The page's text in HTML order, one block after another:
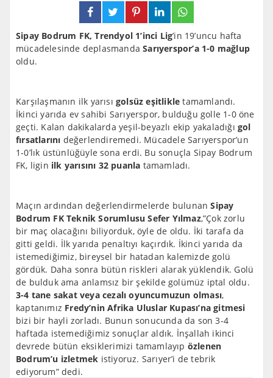
Sipay Bodrum FK, Trendyol 1’inci Lig’in 19’uncu hafta
mücadelesinde deplasmandaSarıyerspor’a 1-0 mağlup
oldu.
Karşılaşmanın ilk yarısı golsüz eşitlikle tamamlandı.
İkinci yarıda ev sahibi Sarıyerspor, bulduğu golle 1-0 öne
geçti. Kalan dakikalarda yeşil-beyazlı ekip yakaladığıgol
fırsatlarını değerlendiremedi. Mücadele Sarıyerspor’un
1-0’lık üstünlüğüyle sona erdi. Bu sonuçla Sipay Bodrum
FK, ligin ilk yarısını 32 puanla tamamladı.
Maçın ardından değerlendirmelerde bulunanSipay
Bodrum FK Teknik Sorumlusu Sefer Yılmaz,”Çok zorlu
bir maç olacağını biliyorduk, öyle de oldu. İki tarafa da
gitti geldi. İlk yarıda penaltıyı kaçırdık. İkinci yarıda da
istemediğimiz, bireysel bir hatadan kalemizde golü
gördük. Daha sonra bütün riskleri alarak yüklendik. Golü
de bulduk ama anlamsız bir şekilde golümüz iptal oldu.
3-4 tane sakat veya cezalı oyuncumuzun olması,
kaptanımız Fredy’nin Afrika Uluslar Kupası’na gitmesi
bizi bir hayli zorladı. Bunun sonucunda da son 3-4
haftada istemediğimiz sonuçlar aldık. İnşallah ikinci
devrede bütün eksiklerimizi tamamlayıp özlenen
Bodrum’u izletmek istiyoruz. Sarıyer’i de tebrik
ediyorum” dedi.